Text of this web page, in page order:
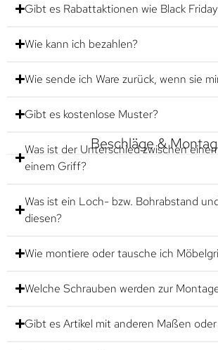
Gibt es Rabattaktionen wie Black
Wie kann ich bezahlen?
Wie sende ich Ware zurück, wenn sie
Gibt es kostenlose Muster?
Beschläge &
Was ist der Unterschied zwischen
einem Griff?
Was ist ein Loch- bzw. Bohrabstand
diesen?
Wie montiere oder tausche ich
Welche Schrauben werden zur
Gibt es Artikel mit anderen Maßen